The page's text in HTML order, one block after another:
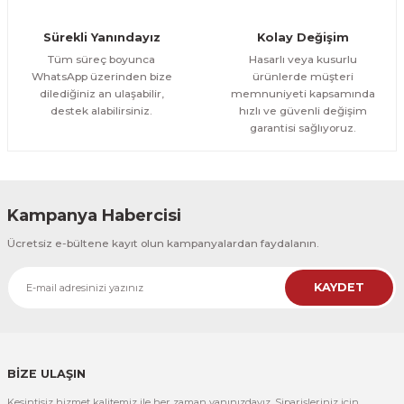
300,00 TL %25
CeSht
CeSht
Pembe Fonlu Good Things Are Coming Yazılı Tek Parça Ahşap Çerçeveli
500,00 TL
Sürekli Yanındayız
Tüm süreç boyunca
WhatsApp üzerinden bize
dilediğiniz an ulaşabilir,
destek alabilirsiniz.
Kolay Değişim
Hasarlı veya kusurlu
ürünlerde müşteri
memnuniyeti kapsamında
hızlı ve güvenli değişim
garantisi sağlıyoruz.
Kampanya Habercisi
Ücretsiz e-bültene kayıt olun kampanyalardan faydalanın.
KAYDET
BİZE ULAŞIN